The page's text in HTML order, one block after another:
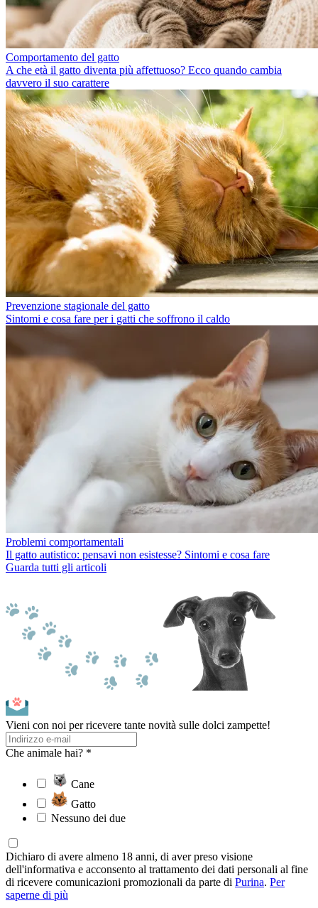
Comportamento del gatto
A che età il gatto diventa più affettuoso? Ecco quando cambia
davvero il suo carattere
Prevenzione stagionale del gatto
Sintomi e cosa fare per i gatti che soffrono il caldo
Problemi comportamentali
Il gatto autistico: pensavi non esistesse? Sintomi e cosa fare
Guarda tutti gli articoli
Vieni con noi per ricevere tante novità sulle dolci zampette!
Che animale hai? *
Cane
Gatto
Nessuno dei due
Dichiaro di avere almeno 18 anni, di aver preso visione
dell'informativa e acconsento al trattamento dei dati personali al fine
di ricevere comunicazioni promozionali da parte di Purina. Per
saperne di più